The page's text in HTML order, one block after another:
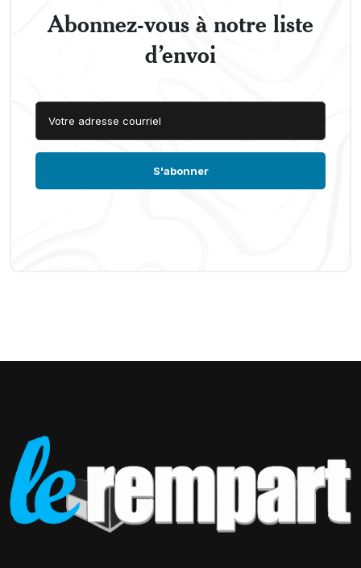
Abonnez-vous à notre liste
d’envoi